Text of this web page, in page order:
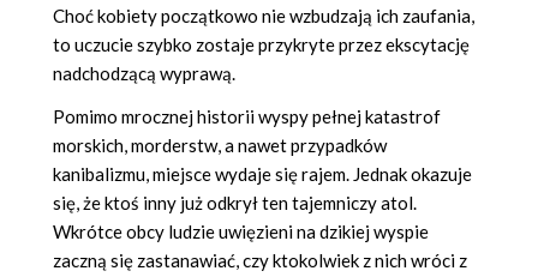
Choć kobiety początkowo nie wzbudzają ich zaufania,
to uczucie szybko zostaje przykryte przez ekscytację
nadchodzącą wyprawą.
Pomimo mrocznej historii wyspy pełnej katastrof
morskich, morderstw, a nawet przypadków
kanibalizmu, miejsce wydaje się rajem. Jednak okazuje
się, że ktoś inny już odkrył ten tajemniczy atol.
Wkrótce obcy ludzie uwięzieni na dzikiej wyspie
zaczną się zastanawiać, czy ktokolwiek z nich wróci z